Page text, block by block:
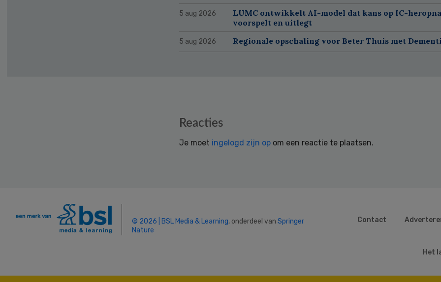
5 aug 2026
LUMC ontwikkelt AI-model dat kans op IC-
voorspelt en uitlegt
5 aug 2026 Regionale opschaling voor Beter Thuis met
Reacties
Je moet ingelogd zijn op om een reactie te plaatsen.
© 2026 | BSL Media & Learning, onderdeel van Springer
Nature
Contact
Het